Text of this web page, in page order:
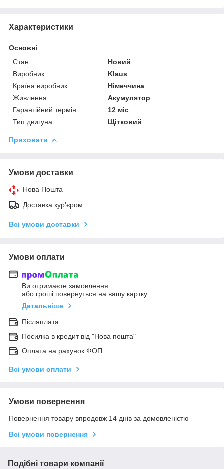
Характеристики
Основні
Стан
Новий
Виробник
Klaus
Країна виробник
Німеччина
Живлення
Акумулятор
Гарантійний термін
12 міс
Тип двигуна
Щітковий
Приховати
Умови доставки
Нова Пошта
Доставка кур'єром
Всі умови доставки
Умови оплати
Ви отримаєте замовлення
або гроші повернуться на вашу картку
Детальніше
Післяплата
Посилка в кредит від "Нова пошта"
Оплата на рахунок ФОП
Всі умови оплати
Умови повернення
Повернення товару впродовж 14 днів за домовленістю
Всі умови повернення
Подібні товари компанії